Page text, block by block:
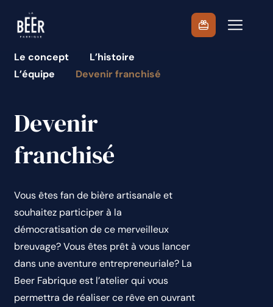
contenu
Le concept
L’histoire
L’équipe
Devenir franchisé
Devenir
franchisé
Vous êtes fan de bière artisanale et
souhaitez participer à la
démocratisation de ce merveilleux
breuvage? Vous êtes prêt à vous lancer
dans une aventure entrepreneuriale? La
Beer Fabrique est l’atelier qui vous
permettra de réaliser ce rêve en ouvrant